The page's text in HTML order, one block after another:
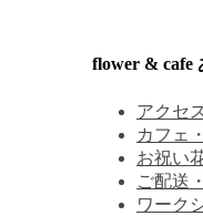
flower & cafe
アクセス
カフェ
お祝い
ご配送
ワーク